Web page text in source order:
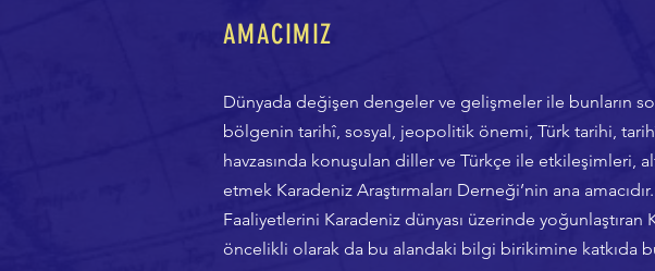
AMACIMIZ
Dünyada değişen dengeler ve gelişmeler ile bunların
bölgenin tarihî, sosyal, jeopolitik önemi, Türk tarihi,
havzasında konuşulan diller ve Türkçe ile etkileşimleri,
etmek Karadeniz Araştırmaları Derneği’nin ana amacıdır.
Faaliyetlerini Karadeniz dünyası üzerinde
öncelikli olarak da bu alandaki bilgi birikimine katkıda